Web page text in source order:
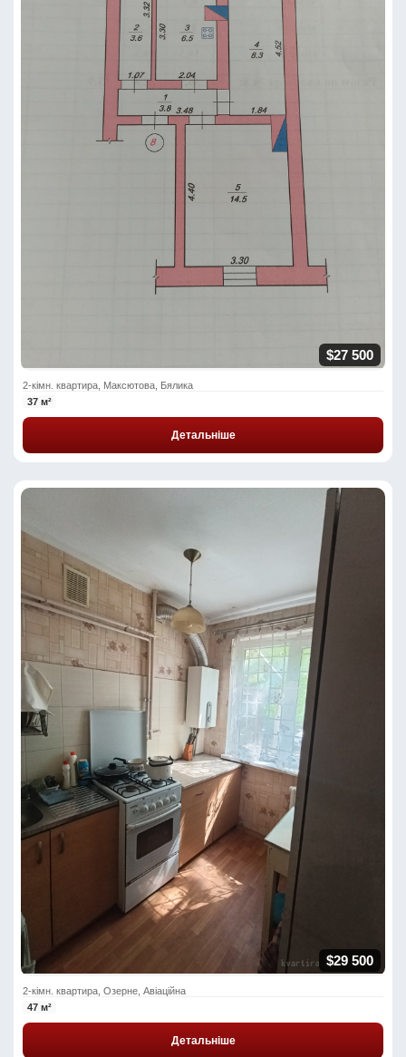
$27 500
2-кімн. квартира, Максютова, Бялика
37 м²
Детальніше
$29 500
2-кімн. квартира, Озерне, Авіаційна
47 м²
Детальніше